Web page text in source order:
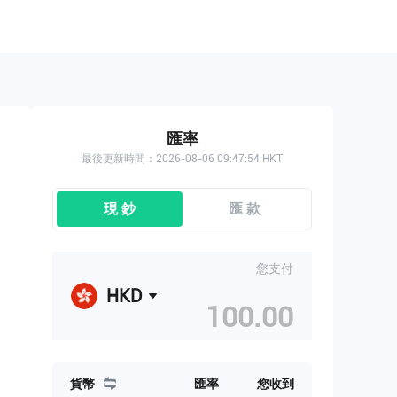
匯率
最後更新時間：2026-08-06 09:47:54 HKT
現 鈔 匯 款
HKD
您支付
貨幣 匯率 您收到